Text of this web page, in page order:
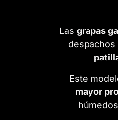
Las grapas
Este
mayor